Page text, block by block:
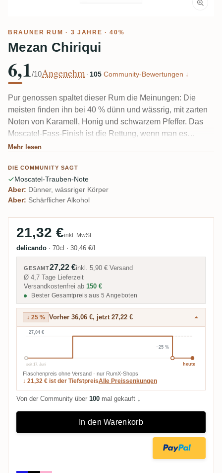
BRAUNER RUM · 3 JAHRE · 40%
Mezan Chiriqui
6,1/10Angenehm · 105 Community-Bewertungen ↓
Pur genossen spaltet dieser Rum die Meinungen: Die
meisten finden ihn bei 40 % dünn und wässrig, mit zarten
Noten von Karamell, Honig und schwarzem Pfeffer. Das
Moscatel-Fass-Finish ist die Rettung, wenn man es
bemerkt – sanfte Süße, eine Moscatel-Traube-Note, sogar
besser in Cocktails oder einem Old Fashioned als im
Verkostungsglas.
Mehr lesen
DIE COMMUNITY SAGT
Moscatel-Trauben-Note
Aber: Dünner, wässriger Körper
Aber: Schärflicher Alkohol
21,32 €inkl. MwSt.
delicando · 70cl · 30,46 €/l
GESAMT27,22 €inkl.5,90 € Versand
Ø 4,7 Tage Lieferzeit
Versandkostenfrei ab 150 €
Bester Gesamtpreis aus 5 Angeboten
↓ 25 % Vorher 36,06 €, jetzt 27,22 €
−25 %
27,04 €
heute
seit 17. Juni
Flaschenpreis ohne Versand · nur RumX-Shops
↓ 21,32 € ist der TiefstpreisAlle Preissenkungen
Von der Community über 100 mal gekauft ↓
In den Warenkorb